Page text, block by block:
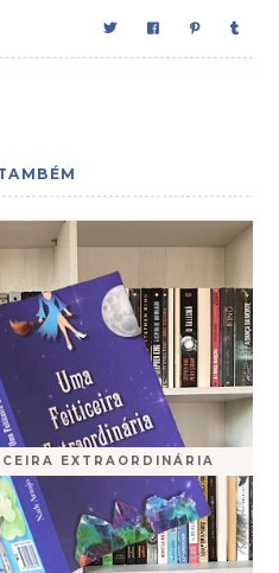
EXTRAORDINÁRIA